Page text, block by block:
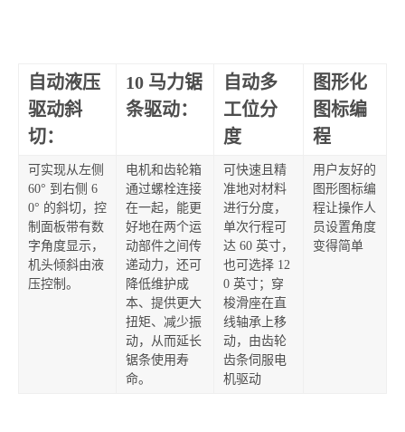
自动液压
驱动斜
切：
10 马力锯
条驱动：
自动多
工位分
度
图形化
图标编
程
可实现从左侧
60° 到右侧 6
0° 的斜切，控
制面板带有数
字角度显示，
机头倾斜由液
压控制。
电机和齿轮箱
通过螺栓连接
在一起，能更
好地在两个运
动部件之间传
递动力，还可
降低维护成
本、提供更大
扭矩、减少振
动，从而延长
锯条使用寿
命。
可快速且精
准地对材料
进行分度，
单次行程可
达 60 英寸，
也可选择 12
0 英寸；穿
梭滑座在直
线轴承上移
动，由齿轮
齿条伺服电
机驱动
用户友好的
图形图标编
程让操作人
员设置角度
变得简单